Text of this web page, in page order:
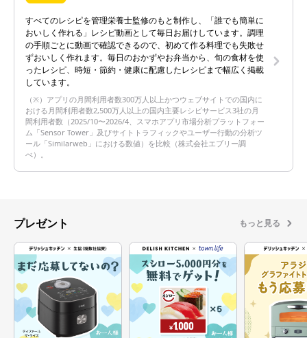
すべてのレシピを管理栄養士監修のもと制作し、「誰でも簡単に
おいしく作れる」レシピ動画として毎日お届けしています。調理
の手順ごとに動画で確認できるので、初めて作る料理でも失敗せ
ずおいしく作れます。毎日のおかずやお弁当から、旬の食材を使
ったレシピ、時短・節約・健康に配慮したレシピまで幅広く掲載
しています。
（※）アプリの月間利用者数300万人以上かつウェブサイトでの国内に
おける月間利用者数2,500万人以上の国内主要レシピサービス3社の月
間利用者数（2025/10〜2026/4、スマホアプリ市場分析プラットフォー
ム「Sensor Tower」及びサイトトラフィックやユーザー行動の分析ツ
ール「Similarweb」における数値）を比較（株式会社エブリー調
べ）。
プレゼント もっと見る